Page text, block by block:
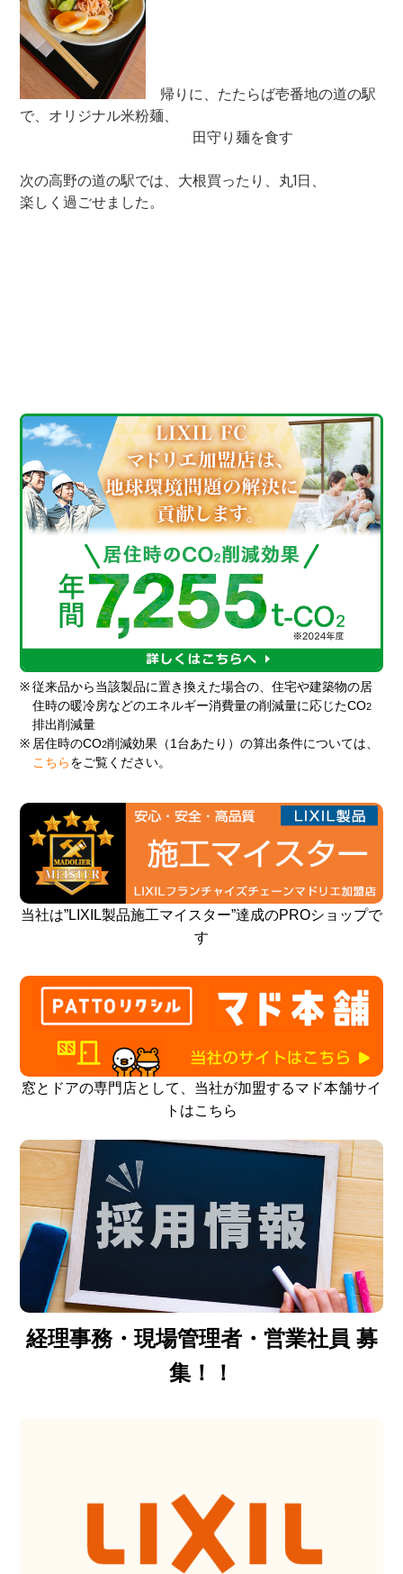
※ 従来品から当該製品に置き換えた場合の、住宅や建築物の居
住時の暖冷房などのエネルギー消費量の削減量に応じたCO2
排出削減量
※ 居住時のCO2削減効果（1台あたり）の算出条件については、
こちら をご覧ください。
当社は”LIXIL製品施工マイスター”達成のPROショップで
す
窓とドアの専門店として、当社が加盟するマド本舗サイ
トはこちら
経理事務・現場管理者・営業社員 募
集！！